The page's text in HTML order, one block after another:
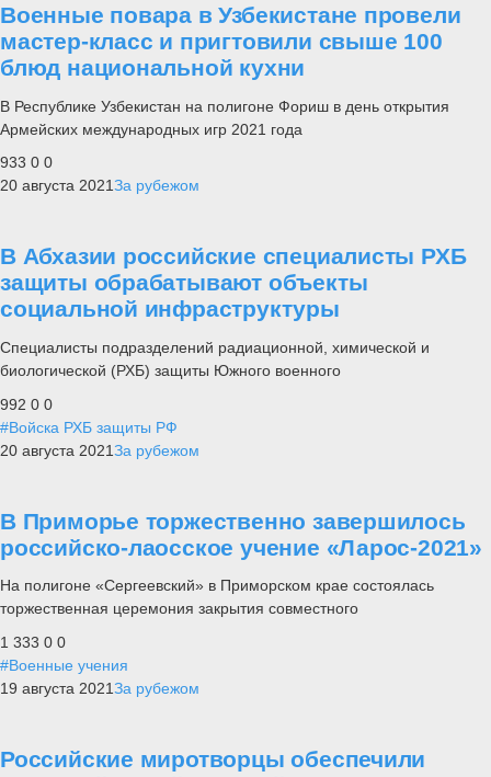
Военные повара в Узбекистане провели
мастер-класс и пригтовили свыше 100
блюд национальной кухни
В Республике Узбекистан на полигоне Фориш в день открытия
Армейских международных игр 2021 года
933 0 0
20 августа 2021За рубежом
В Абхазии российские специалисты РХБ
защиты обрабатывают объекты
социальной инфраструктуры
Специалисты подразделений радиационной, химической и
биологической (РХБ) защиты Южного военного
992 0 0
#Войска РХБ защиты РФ
20 августа 2021За рубежом
В Приморье торжественно завершилось
российско-лаосское учение «Ларос-2021»
На полигоне «Сергеевский» в Приморском крае состоялась
торжественная церемония закрытия совместного
1 333 0 0
#Военные учения
19 августа 2021За рубежом
Российские миротворцы обеспечили